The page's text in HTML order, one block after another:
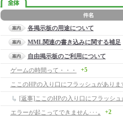
各掲示板の用途について
MML関連の書き込みに関する補足
自由掲示板のご利用について
ゲームの時間って・・・
+5
ここのHPの入り口にフラッシュがありま
エラーが起こってできません･･･｡ +2